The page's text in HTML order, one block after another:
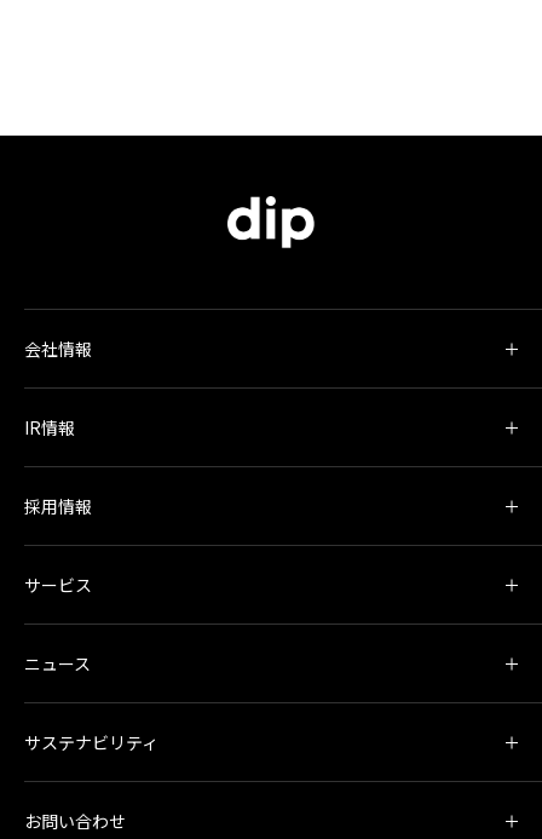
会社情報
IR情報
採用情報
サービス
ニュース
サステナビリティ
お問い合わせ